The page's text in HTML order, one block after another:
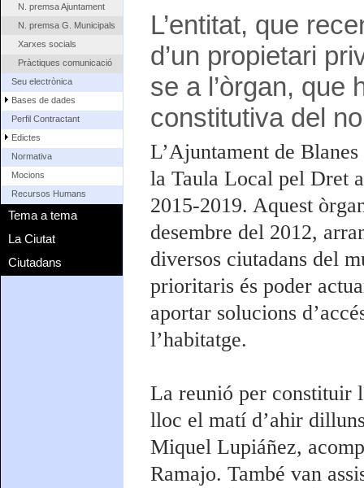
N. premsa Ajuntament
N. premsa G. Municipals
Xarxes socials
Pràctiques comunicació
Seu electrònica
Bases de dades
Perfil Contractant
Edictes
Normativa
Mocions
Recursos Humans
Tema a tema
La Ciutat
Ciutadans
L’entitat, que
d’un propietari
se a l’òrgan, que
constitutiva del
L’Ajuntament de
la Taula Local pel Dret
2015-2019. Aquest
desembre del 2012,
diversos ciutadans del
prioritaris és poder
aportar solucions
l’habitatge.
La reunió per constituir
lloc el matí d’ahir
Miquel Lupiáñez,
Ramajo. També van